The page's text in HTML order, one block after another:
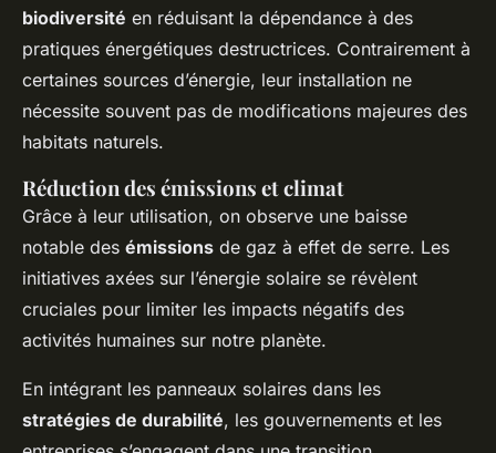
biodiversité en réduisant la dépendance à des
pratiques énergétiques destructrices. Contrairement à
certaines sources d’énergie, leur installation ne
nécessite souvent pas de modifications majeures des
habitats naturels.
Réduction des émissions et climat
Grâce à leur utilisation, on observe une baisse
notable des émissions de gaz à effet de serre. Les
initiatives axées sur l’énergie solaire se révèlent
cruciales pour limiter les impacts négatifs des
activités humaines sur notre planète.
En intégrant les panneaux solaires dans les
stratégies de durabilité, les gouvernements et les